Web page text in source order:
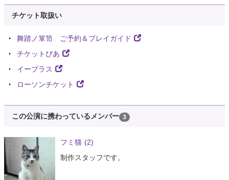
チケット取扱い
舞踏ノ箪笥 ご予約＆プレイガイド
チケットぴあ
イープラス
ローソンチケット
この公演に携わっているメンバー 3
フミ猫 (2)
制作スタッフです。